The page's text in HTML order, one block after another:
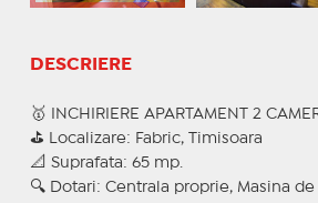
DESCRIERE
🥇 INCHIRIERE APARTAMENT 2
⛳ Localizare: Fabric, Timisoara
📐 Suprafata: 65 mp.
🔍 Dotari: Centrala proprie, Masina de